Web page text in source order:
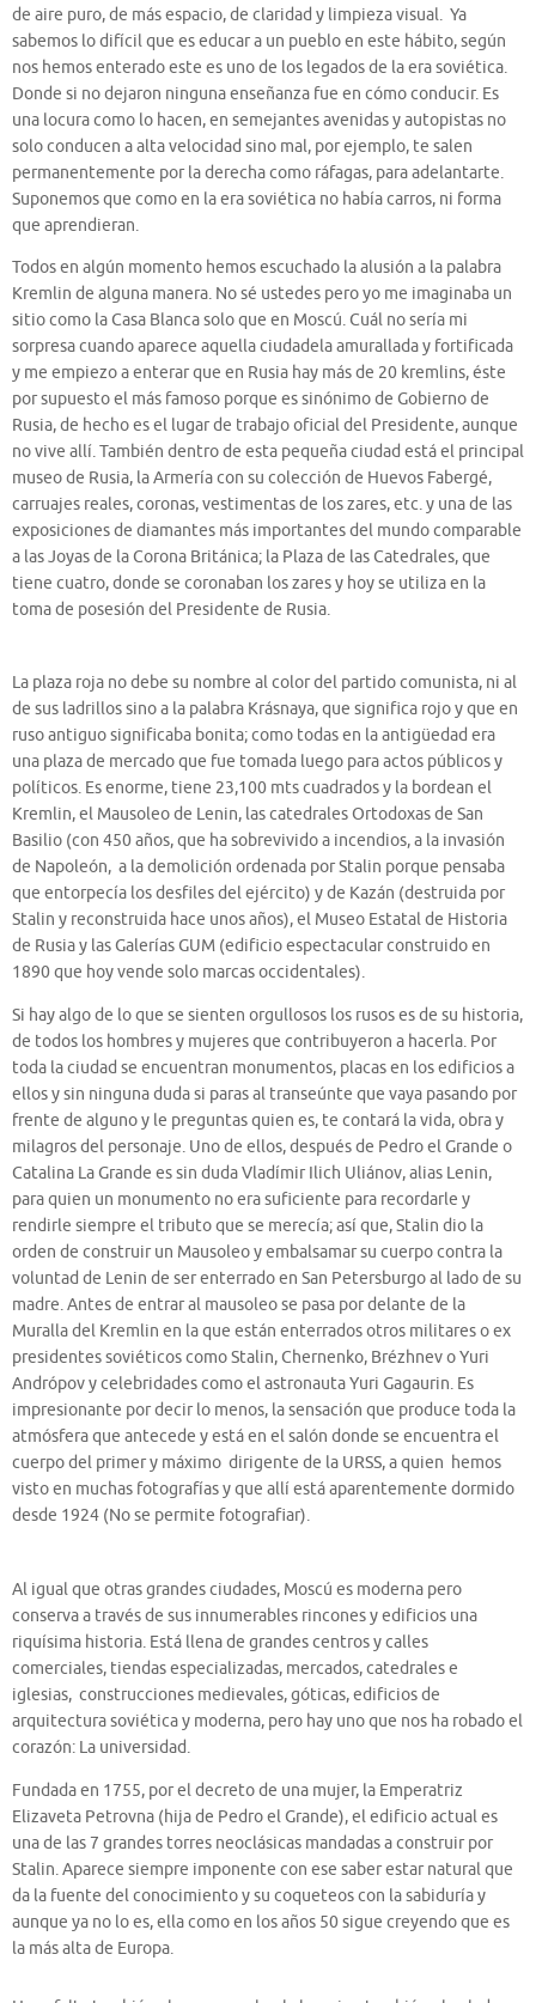
de aire puro, de más espacio, de claridad y limpieza visual. Ya
sabemos lo difícil que es educar a un pueblo en este hábito, según
nos hemos enterado este es uno de los legados de la era soviética.
Donde si no dejaron ninguna enseñanza fue en cómo conducir. Es
una locura como lo hacen, en semejantes avenidas y autopistas no
solo conducen a alta velocidad sino mal, por ejemplo, te salen
permanentemente por la derecha como ráfagas, para adelantarte.
Suponemos que como en la era soviética no había carros, ni forma
que aprendieran.
Todos en algún momento hemos escuchado la alusión a la palabra
Kremlin de alguna manera. No sé ustedes pero yo me imaginaba un
sitio como la Casa Blanca solo que en Moscú. Cuál no sería mi
sorpresa cuando aparece aquella ciudadela amurallada y fortificada
y me empiezo a enterar que en Rusia hay más de 20 kremlins, éste
por supuesto el más famoso porque es sinónimo de Gobierno de
Rusia, de hecho es el lugar de trabajo oficial del Presidente, aunque
no vive allí. También dentro de esta pequeña ciudad está el principal
museo de Rusia, la Armería con su colección de Huevos Fabergé,
carruajes reales, coronas, vestimentas de los zares, etc. y una de las
exposiciones de diamantes más importantes del mundo comparable
a las Joyas de la Corona Británica; la Plaza de las Catedrales, que
tiene cuatro, donde se coronaban los zares y hoy se utiliza en la
toma de posesión del Presidente de Rusia.
La plaza roja no debe su nombre al color del partido comunista, ni al
de sus ladrillos sino a la palabra Krásnaya, que significa rojo y que en
ruso antiguo significaba bonita; como todas en la antigüedad era
una plaza de mercado que fue tomada luego para actos públicos y
políticos. Es enorme, tiene 23,100 mts cuadrados y la bordean el
Kremlin, el Mausoleo de Lenin, las catedrales Ortodoxas de San
Basilio (con 450 años, que ha sobrevivido a incendios, a la invasión
de Napoleón, a la demolición ordenada por Stalin porque pensaba
que entorpecía los desfiles del ejército) y de Kazán (destruida por
Stalin y reconstruida hace unos años), el Museo Estatal de Historia
de Rusia y las Galerías GUM (edificio espectacular construido en
1890 que hoy vende solo marcas occidentales).
Si hay algo de lo que se sienten orgullosos los rusos es de su historia,
de todos los hombres y mujeres que contribuyeron a hacerla. Por
toda la ciudad se encuentran monumentos, placas en los edificios a
ellos y sin ninguna duda si paras al transeúnte que vaya pasando por
frente de alguno y le preguntas quien es, te contará la vida, obra y
milagros del personaje. Uno de ellos, después de Pedro el Grande o
Catalina La Grande es sin duda Vladímir Ilich Uliánov, alias Lenin,
para quien un monumento no era suficiente para recordarle y
rendirle siempre el tributo que se merecía; así que, Stalin dio la
orden de construir un Mausoleo y embalsamar su cuerpo contra la
voluntad de Lenin de ser enterrado en San Petersburgo al lado de su
madre. Antes de entrar al mausoleo se pasa por delante de la
Muralla del Kremlin en la que están enterrados otros militares o ex
presidentes soviéticos como Stalin, Chernenko, Brézhnev o Yuri
Andrópov y celebridades como el astronauta Yuri Gagaurin. Es
impresionante por decir lo menos, la sensación que produce toda la
atmósfera que antecede y está en el salón donde se encuentra el
cuerpo del primer y máximo dirigente de la URSS, a quien hemos
visto en muchas fotografías y que allí está aparentemente dormido
desde 1924 (No se permite fotografiar).
Al igual que otras grandes ciudades, Moscú es moderna pero
conserva a través de sus innumerables rincones y edificios una
riquísima historia. Está llena de grandes centros y calles
comerciales, tiendas especializadas, mercados, catedrales e
iglesias, construcciones medievales, góticas, edificios de
arquitectura soviética y moderna, pero hay uno que nos ha robado el
corazón: La universidad.
Fundada en 1755, por el decreto de una mujer, la Emperatriz
Elizaveta Petrovna (hija de Pedro el Grande), el edificio actual es
una de las 7 grandes torres neoclásicas mandadas a construir por
Stalin. Aparece siempre imponente con ese saber estar natural que
da la fuente del conocimiento y su coqueteos con la sabiduría y
aunque ya no lo es, ella como en los años 50 sigue creyendo que es
la más alta de Europa.